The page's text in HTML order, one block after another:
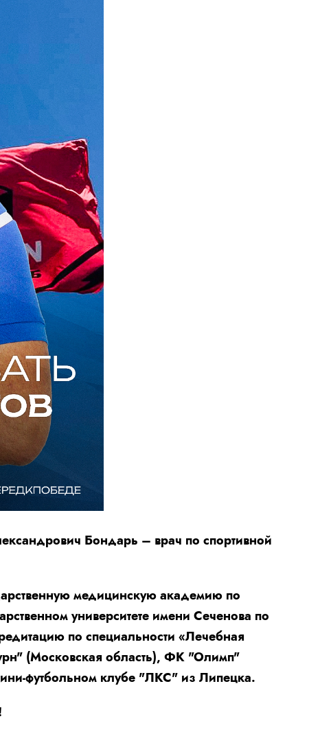
Бондарь – врач по спортивной
медицинскую академию по
университете имени Сеченова по
по специальности «Лечебная
(Московская область), ФК "Олимп"
футбольном клубе "ЛКС" из Липецка.